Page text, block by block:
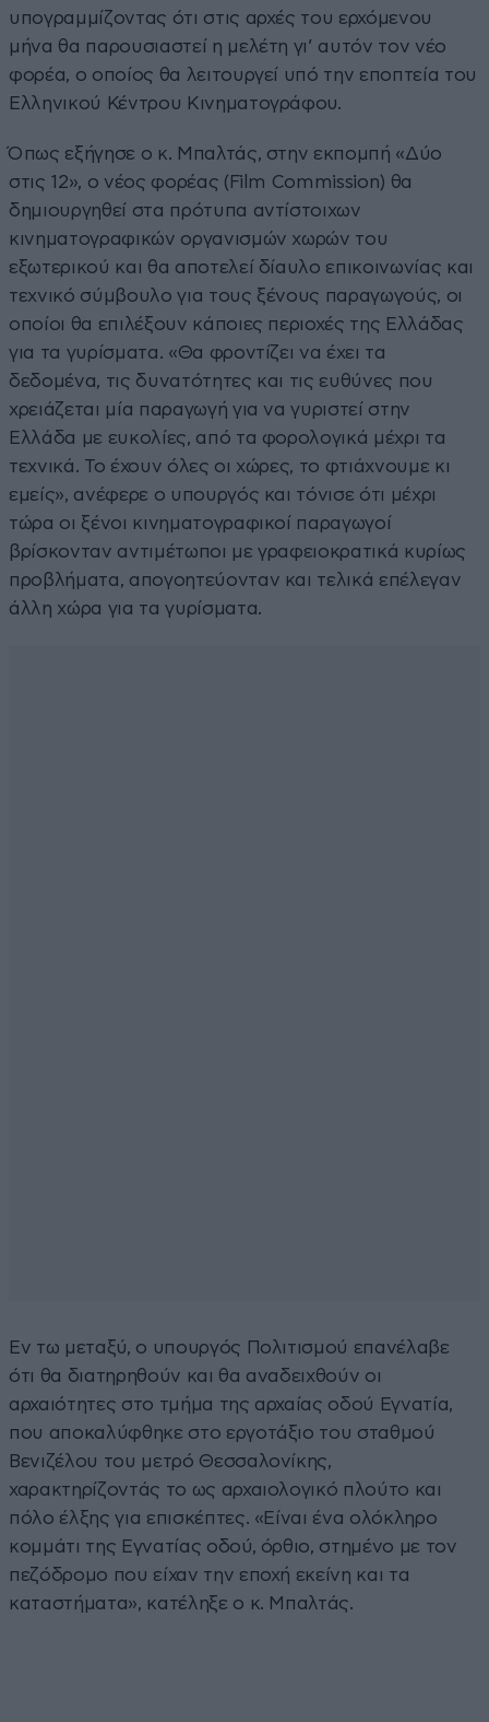
υπογραμμίζοντας ότι στις αρχές του ερχόμενου
μήνα θα παρουσιαστεί η μελέτη γι’ αυτόν τον νέο
φορέα, ο οποίος θα λειτουργεί υπό την εποπτεία του
Ελληνικού Κέντρου Κινηματογράφου.
Όπως εξήγησε ο κ. Μπαλτάς, στην εκπομπή «Δύο
στις 12», ο νέος φορέας (Film Commission) θα
δημιουργηθεί στα πρότυπα αντίστοιχων
κινηματογραφικών οργανισμών χωρών του
εξωτερικού και θα αποτελεί δίαυλο επικοινωνίας και
τεχνικό σύμβουλο για τους ξένους παραγωγούς, οι
οποίοι θα επιλέξουν κάποιες περιοχές της Ελλάδας
για τα γυρίσματα. «Θα φροντίζει να έχει τα
δεδομένα, τις δυνατότητες και τις ευθύνες που
χρειάζεται μία παραγωγή για να γυριστεί στην
Ελλάδα με ευκολίες, από τα φορολογικά μέχρι τα
τεχνικά. Το έχουν όλες οι χώρες, το φτιάχνουμε κι
εμείς», ανέφερε ο υπουργός και τόνισε ότι μέχρι
τώρα οι ξένοι κινηματογραφικοί παραγωγοί
βρίσκονταν αντιμέτωποι με γραφειοκρατικά κυρίως
προβλήματα, απογοητεύονταν και τελικά επέλεγαν
άλλη χώρα για τα γυρίσματα.
Εν τω μεταξύ, ο υπουργός Πολιτισμού επανέλαβε
ότι θα διατηρηθούν και θα αναδειχθούν οι
αρχαιότητες στο τμήμα της αρχαίας οδού Εγνατία,
που αποκαλύφθηκε στο εργοτάξιο του σταθμού
Βενιζέλου του μετρό Θεσσαλονίκης,
χαρακτηρίζοντάς το ως αρχαιολογικό πλούτο και
πόλο έλξης για επισκέπτες. «Είναι ένα ολόκληρο
κομμάτι της Εγνατίας οδού, όρθιο, στημένο με τον
πεζόδρομο που είχαν την εποχή εκείνη και τα
καταστήματα», κατέληξε ο κ. Μπαλτάς.